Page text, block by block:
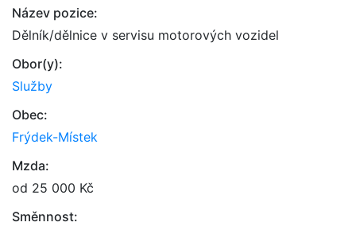
Název pozice:
Dělník/dělnice v servisu motorových vozidel
Obor(y):
Služby
Obec:
Frýdek-Místek
Mzda:
od 25 000 Kč
Směnnost: